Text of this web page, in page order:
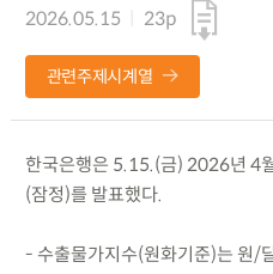
2026.05.15
23p
관련주제시계열
한국은행은 5.15.(금) 2026년 4
(잠정)를 발표했다.
- 수출물가지수(원화기준)는 원/